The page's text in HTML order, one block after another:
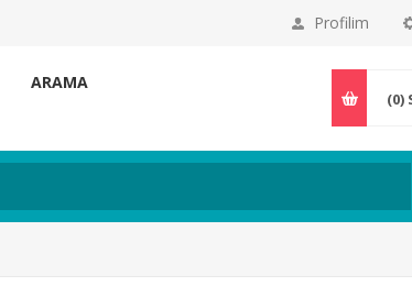
Profilim
ARAMA
(0)